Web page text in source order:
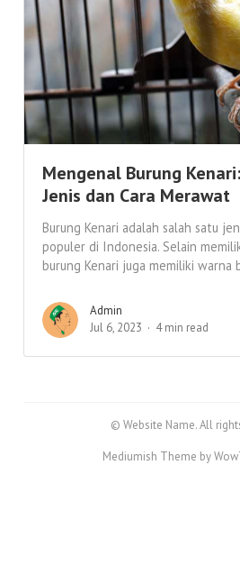
Mengenal Burung
Jenis dan Cara Merawat
Burung Kenari adalah salah satu
populer di Indonesia. Selain
burung Kenari juga memiliki warna
Admin
Jul 6, 2023
4 min read
© Website Name. All
Mediumish Theme by